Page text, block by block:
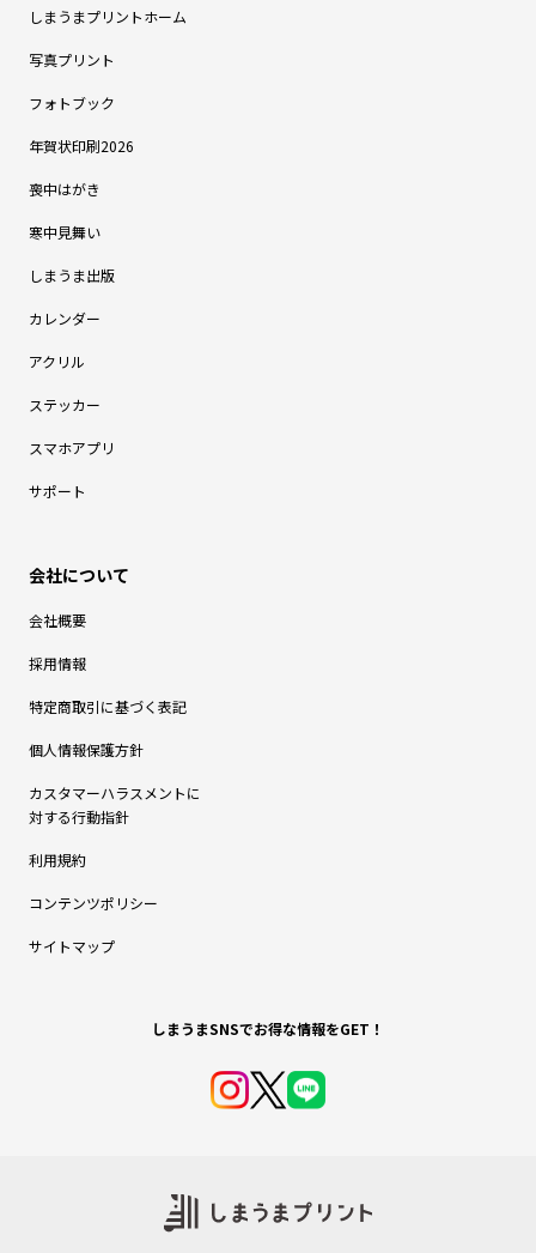
しまうまプリントホーム
写真プリント
フォトブック
年賀状印刷2026
喪中はがき
寒中見舞い
しまうま出版
カレンダー
アクリル
ステッカー
スマホアプリ
サポート
会社概要
採用情報
特定商取引に基づく表記
個人情報保護方針
カスタマーハラスメントに
対する行動指針
利用規約
コンテンツポリシー
サイトマップ